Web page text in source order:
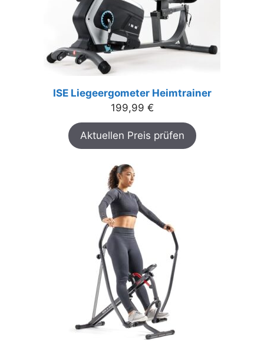
ISE Liegeergometer Heimtrainer
199,99 €
Aktuellen Preis prüfen